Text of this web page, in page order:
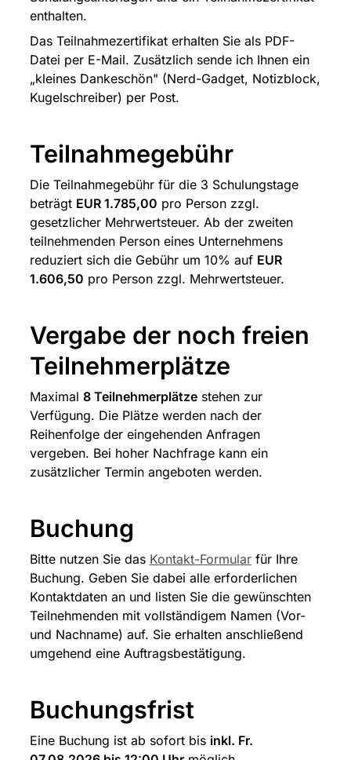
enthalten.
Das Teilnahmezertifikat erhalten Sie als PDF-
Datei per E-Mail. Zusätzlich sende ich Ihnen ein
„kleines Dankeschön" (Nerd-Gadget, Notizblock,
Kugelschreiber) per Post.
Teilnahmegebühr
Die Teilnahmegebühr für die 3 Schulungstage
beträgt EUR 1.785,00 pro Person zzgl.
gesetzlicher Mehrwertsteuer. Ab der zweiten
teilnehmenden Person eines Unternehmens
reduziert sich die Gebühr um 10% auf EUR
1.606,50 pro Person zzgl. Mehrwertsteuer.
Vergabe der noch freien
Teilnehmerplätze
Maximal 8 Teilnehmerplätze stehen zur
Verfügung. Die Plätze werden nach der
Reihenfolge der eingehenden Anfragen
vergeben. Bei hoher Nachfrage kann ein
zusätzlicher Termin angeboten werden.
Buchung
Bitte nutzen Sie das Kontakt-Formular für Ihre
Buchung. Geben Sie dabei alle erforderlichen
Kontaktdaten an und listen Sie die gewünschten
Teilnehmenden mit vollständigem Namen (Vor-
und Nachname) auf. Sie erhalten anschließend
umgehend eine Auftragsbestätigung.
Buchungsfrist
Eine Buchung ist ab sofort bis inkl. Fr.